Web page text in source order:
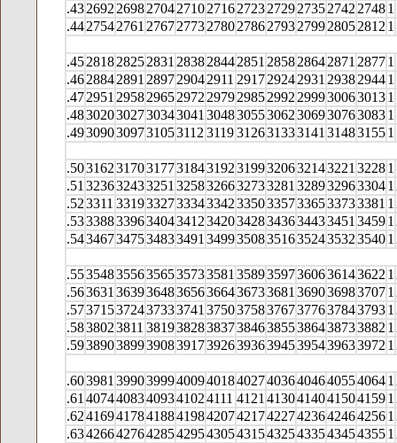
.432692 26982704271027162723272927352742 27481
.4427542761 27672773278027862793279928052812 1
.45281828252831 283828442851 285828642871 28771
.4628842891 289729042911 291729242931 293829441
.472951 295829652972 297929852992 2999300630131
.483020302730343041 3048305530623069307630831
.493090309731053112 3119312631333141 314831551
.50316231703177318431923199320632143221 32281
.51 323632433251 3258326632733281 3289329633041
.523311 331933273334334233503357336533733381 1
.53338833963404341234203428343634433451 34591
.543467347534833491 3499350835163524353235401
.5535483556356535733581 35893597360636143622 1
.563631 363936483656366436733681 3690369837071
.573715372437333741 3750375837673776378437931
.5838023811 38193828383738463855386438733882 1
.593890389939083917392639363945395439633972 1
.603981 3990399940094018402740364046405540641
.61 40744083409341024111 4121 41304140415041591
.6241694178418841984207421742274236424642561
.6342664276428542954305431543254335434543551